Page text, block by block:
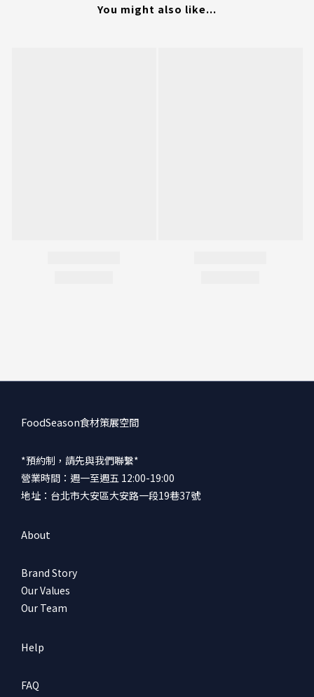
You might also like...
FoodSeason食材策展空間
*預約制，請先與我們聯繫*
營業時間：週一至週五 12:00-19:00
地址：台北市大安區大安路一段19巷37號
About
Brand Story
Our Values
Our Team
Help
FAQ